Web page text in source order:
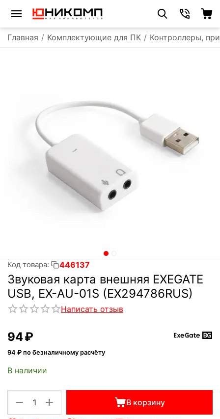
Главная / Комплектующие для ПК / Контроллеры,
Код товара: 446137
Звуковая карта внешняя EXEGATE
USB, EX-AU-01S (EX294786RUS)
Написать отзыв
‍94‍₽
94 ₽ по безналичному расчёту
В наличии
+
− В корзину